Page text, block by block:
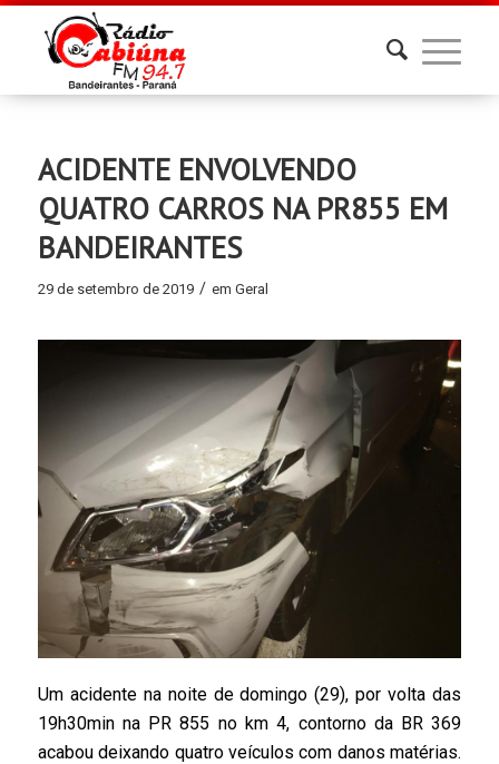
ACIDENTE ENVOLVENDO
QUATRO CARROS NA PR855 EM
BANDEIRANTES
29 de setembro de 2019 / em Geral
Um acidente na noite de domingo (29), por volta das
19h30min na PR 855 no km 4, contorno da BR 369
acabou deixando quatro veículos com danos matérias.